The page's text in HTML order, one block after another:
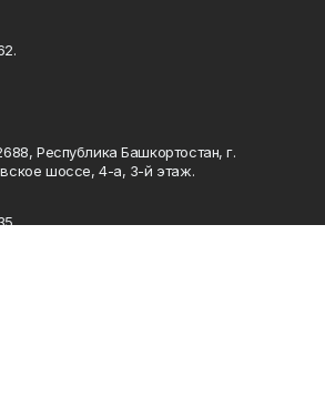
Республика Башкортостан, г.
шоссе, 4-а, 3-й этаж.